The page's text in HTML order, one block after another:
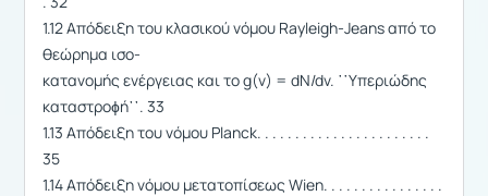
1.12 Απόδειξη του κλασικού νόμου Rayleigh-Jeans από το
θεώρημα ισο-
κατανομής ενέργειας και το g(ν) = dN/dν. ῾῾Υπεριώδης
καταστροϕή᾿᾿. 33
1.13 Απόδειξη του νόμου Planck. . . . . . . . . . . . . . . . . . . . . . .
35
1.14 Απόδειξη νόμου μετατοπίσεως Wien. . . . . . . . . . . . . . . .